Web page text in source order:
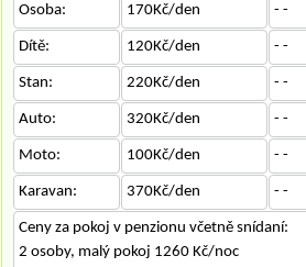
Osoba: 170Kč/den - -
Dítě: 120Kč/den - -
Stan: 220Kč/den - -
Auto: 320Kč/den - -
Moto: 100Kč/den - -
Karavan: 370Kč/den - -
Ceny za pokoj v penzionu včetně snídaní:
2 osoby, malý pokoj 1260 Kč/noc